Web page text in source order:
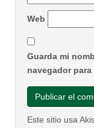
Web
Guarda mi
navegador
Este sitio usa